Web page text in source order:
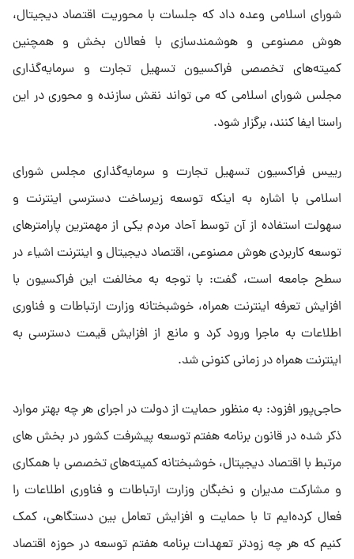
شورای اسلامی وعده داد که جلسات با محوریت اقتصاد دیجیتال،
هوش مصنوعی و هوشمندسازی با فعالان بخش و همچنین
کمیته‌های تخصصی فراکسیون تسهیل تجارت و سرمایه‌گذاری
مجلس شورای اسلامی که می تواند نقش سازنده و محوری در این
راستا ایفا کنند، برگزار شود.
رییس فراکسیون تسهیل تجارت و سرمایه‌گذاری مجلس شورای
اسلامی با اشاره به اینکه توسعه زیرساخت دسترسی اینترنت و
سهولت استفاده از آن توسط آحاد مردم یکی از مهمترین پارامترهای
توسعه کاربردی هوش مصنوعی، اقتصاد دیجیتال و اینترنت اشیاء در
سطح جامعه است، گفت: با توجه به مخالفت این فراکسیون با
افزایش تعرفه اینترنت همراه، خوشبختانه وزارت ارتباطات و فناوری
اطلاعات به ماجرا ورود کرد و مانع از افزایش قیمت دسترسی به
اینترنت همراه در زمانی کنونی شد.
حاجی‌پور افزود: به منظور حمایت از دولت در اجرای هر چه بهتر موارد
ذکر شده در قانون برنامه هفتم توسعه پیشرفت کشور در بخش های
مرتبط با اقتصاد دیجیتال، خوشبختانه کمیته‌های تخصصی با همکاری
و مشارکت مدیران و نخبگان وزارت ارتباطات و فناوری اطلاعات را
فعال کرده‌ایم تا با حمایت و افزایش تعامل بین دستگاهی، کمک
کنیم که هر چه زودتر تعهدات برنامه هفتم توسعه در حوزه اقتصاد